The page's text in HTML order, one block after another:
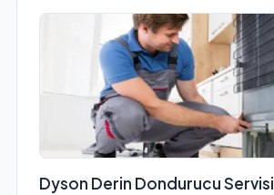
Dyson Derin Dondurucu Servisi